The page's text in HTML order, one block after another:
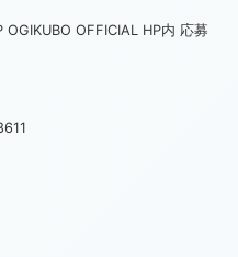
OFFICIAL HP内 応募